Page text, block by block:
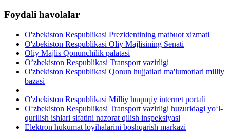
Foydali havolalar
O'zbekiston Respublikasi Prezidentining matbuot xizmati
O'zbekiston Respublikasi Oliy Majlisining Senati
Oliy Majlis Qonunchilik palatasi
O’zbekiston Respublikasi Transport vazirligi
O'zbekiston Respublikasi Qonun hujjatlari ma'lumotlari milliy
bazasi
O'zbekiston Respublikasi Milliy huquqiy internet portali
O‘zbekiston Respublikasi Transport vazirligi huzuridagi yo‘l-
qurilish ishlari sifatini nazorat qilish inspeksiyasi
Elektron hukumat loyihalarini boshqarish markazi